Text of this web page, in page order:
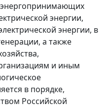
энергопринимающих
энергии,
энергии, в
а также
и иным
в порядке,
Российской